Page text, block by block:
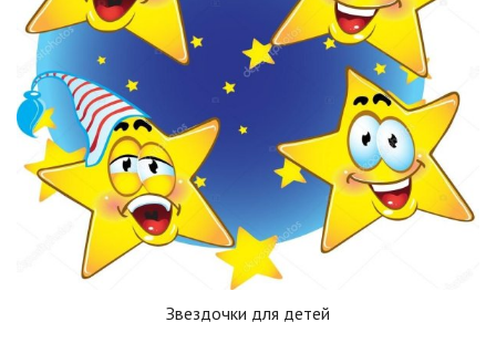
Звездочки для детей